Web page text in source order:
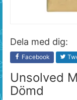
Dela med dig:
Facebook
Unsolved
Dömd